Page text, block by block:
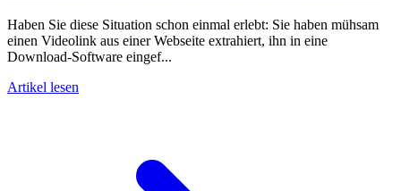
Haben Sie diese Situation schon einmal erlebt: Sie haben mühsam
einen Videolink aus einer Webseite extrahiert, ihn in eine
Download-Software eingef...
Artikel lesen